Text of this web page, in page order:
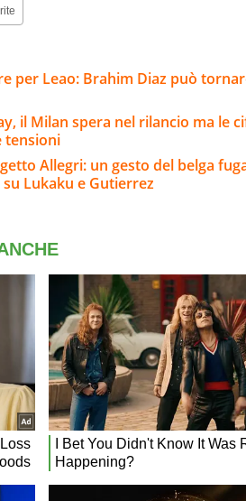
per Leao: Brahim Diaz può
il Milan spera nel rilancio ma le
tensioni
Allegri: un gesto del belga
Lukaku e Gutierrez